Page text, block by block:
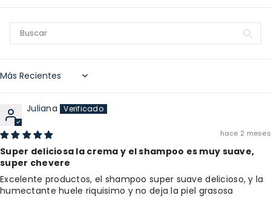
Sort by
Juliana
hace 2 meses
Super deliciosa la crema y el shampoo es muy suave,
super chevere
Excelente productos, el shampoo super suave delicioso, y la
humectante huele riquisimo y no deja la piel grasosa